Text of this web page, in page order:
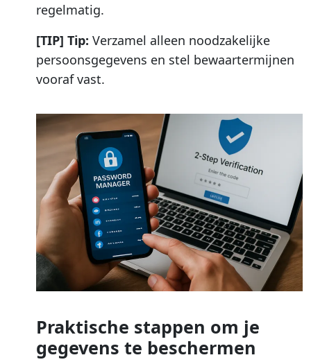
regelmatig.
[TIP] Tip: Verzamel alleen noodzakelijke
persoonsgegevens en stel bewaartermijnen
vooraf vast.
Praktische stappen om je
gegevens te beschermen